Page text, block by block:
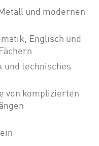
und modernen
Englisch und
und technisches
von komplizierten